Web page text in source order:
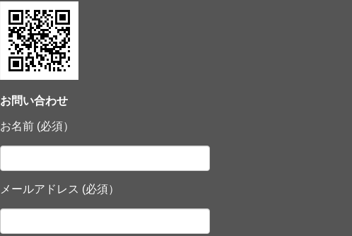
お問い合わせ
お名前 (必須）
メールアドレス (必須）